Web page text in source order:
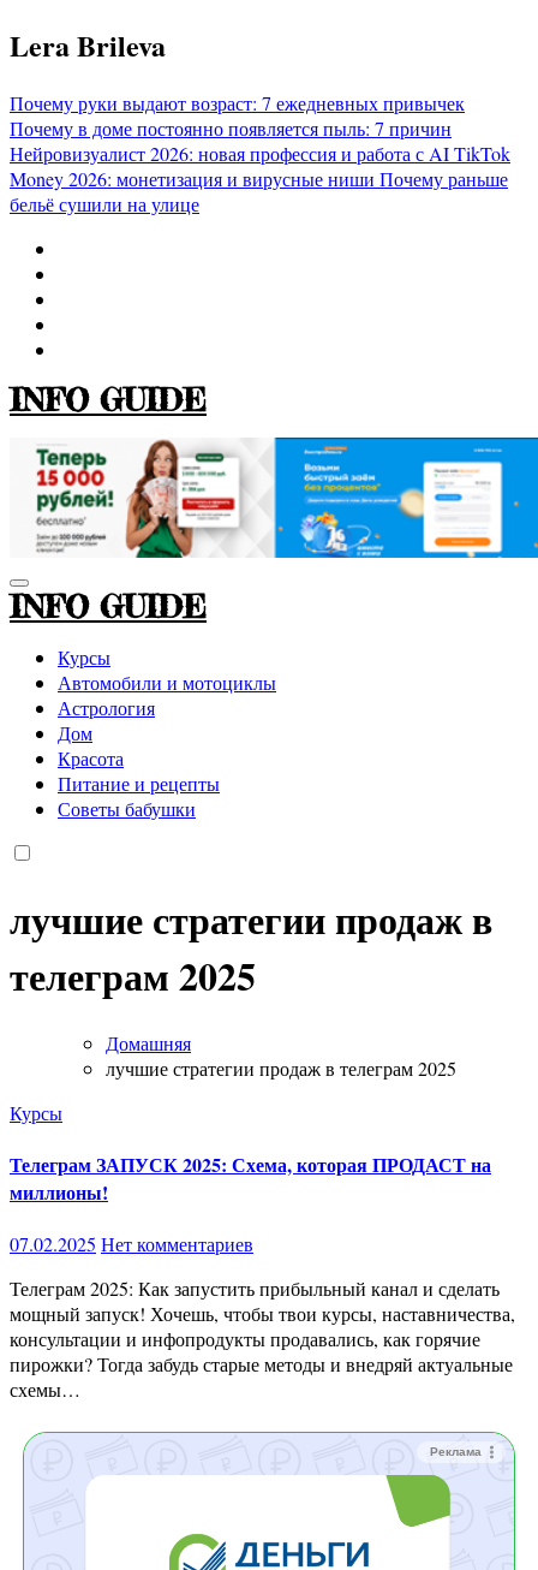
Перейти
к
Lera Brileva
Почему руки выдают возраст: 7 ежедневных привычек
Почему в доме постоянно появляется пыль: 7 причин
Нейровизуалист 2026: новая профессия и работа с AITikTok
Money 2026: монетизация и вирусные ниши Почему раньше
бельё сушили на улице
INFO GUIDE
INFO GUIDE
Курсы
Автомобили и мотоциклы
Астрология
Дом
Красота
Питание и рецепты
Советы бабушки
лучшие стратегии продаж в
телеграм 2025
Домашняя
лучшие стратегии продаж в телеграм 2025
Курсы
Телеграм ЗАПУСК 2025: Схема, которая ПРОДАСТ на
миллионы!
07.02.2025 Нет комментариев
Телеграм 2025: Как запустить прибыльный канал и сделать
мощный запуск! Хочешь, чтобы твои курсы, наставничества,
консультации и инфопродукты продавались, как горячие
пирожки? Тогда забудь старые методы и внедряй актуальные
схемы…
Реклама